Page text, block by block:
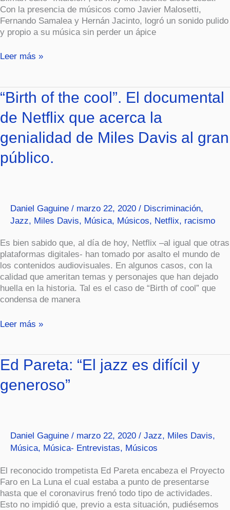
Con la presencia de músicos como Javier Malosetti,
Fernando Samalea y Hernán Jacinto, logró un sonido pulido
y propio a su música sin perder un ápice
Leer más »
“Birth of the cool”. El documental
de Netflix que acerca la
genialidad de Miles Davis al gran
público.
Daniel Gaguine / marzo 22, 2020 / Discriminación,
Jazz, Miles Davis, Música, Músicos, Netflix, racismo
Es bien sabido que, al día de hoy, Netflix –al igual que otras
plataformas digitales- han tomado por asalto el mundo de
los contenidos audiovisuales. En algunos casos, con la
calidad que ameritan temas y personajes que han dejado
huella en la historia. Tal es el caso de “Birth of cool” que
condensa de manera
“Birth
of
the
cool”.
El
documental
de
genialidad
Miles
Davis
al
gran
público.
Leer más »
Ed Pareta: “El jazz es difícil y
generoso”
Daniel Gaguine / marzo 22, 2020 / Jazz, Miles Davis,
Música, Música- Entrevistas, Músicos
El reconocido trompetista Ed Pareta encabeza el Proyecto
Faro en La Luna el cual estaba a punto de presentarse
hasta que el coronavirus frenó todo tipo de actividades.
Esto no impidió que, previo a esta situación, pudiésemos
Ed
Pareta:
“El
jazz
generoso”